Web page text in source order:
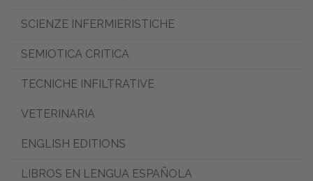
SCIENZE INFERMIERISTICHE
SEMIOTICA CRITICA
TECNICHE INFILTRATIVE
VETERINARIA
ENGLISH EDITIONS
LIBROS EN LENGUA ESPAÑOLA